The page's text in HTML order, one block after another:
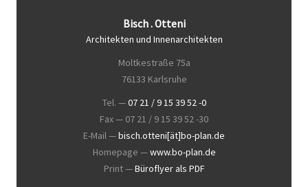
Bisch . Otteni
Architekten und Innenarchitekten
Moltkestraße 75a
76133 Karlsruhe
Tel. —07 21 / 9 15 39 52 -0
Fax — 07 21 / 9 15 39 52 -30
E-Mail —bisch.otteni[ät]bo-plan.de
Homepage —www.bo-plan.de
Print —Büroflyer als PDF